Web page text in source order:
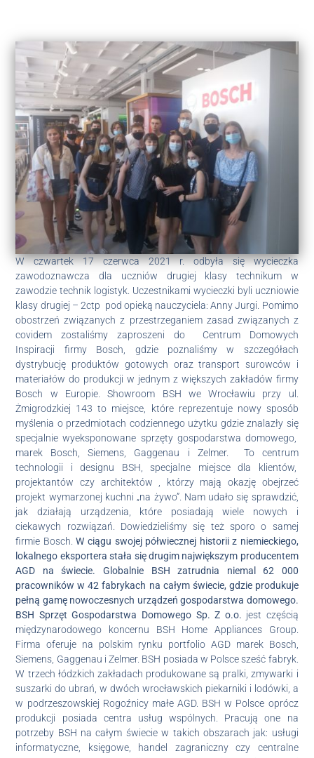
W czwartek 17 czerwca 2021 r. odbyła się wycieczka
zawodoznawcza dla uczniów drugiej klasy technikum w
zawodzie technik logistyk. Uczestnikami wycieczki byli uczniowie
klasy drugiej – 2ctp pod opieką nauczyciela: Anny Jurgi. Pomimo
obostrzeń związanych z przestrzeganiem zasad związanych z
covidem zostaliśmy zaproszeni do Centrum Domowych
Inspiracji firmy Bosch, gdzie poznaliśmy w szczegółach
dystrybucję produktów gotowych oraz transport surowców i
materiałów do produkcji w jednym z większych zakładów firmy
Bosch w Europie. Showroom BSH we Wrocławiu przy ul.
Żmigrodzkiej 143 to miejsce, które reprezentuje nowy sposób
myślenia o przedmiotach codziennego użytku gdzie znalazły się
specjalnie wyeksponowane sprzęty gospodarstwa domowego,
marek Bosch, Siemens, Gaggenau i Zelmer. To centrum
technologii i designu BSH, specjalne miejsce dla klientów,
projektantów czy architektów , którzy mają okazję obejrzeć
projekt wymarzonej kuchni „na żywo”. Nam udało się sprawdzić,
jak działają urządzenia, które posiadają wiele nowych i
ciekawych rozwiązań. Dowiedzieliśmy się też sporo o samej
firmie Bosch.W ciągu swojej półwiecznej historii z niemieckiego,
lokalnego eksportera stała się drugim największym producentem
AGD na świecie. Globalnie BSH zatrudnia niemal 62 000
pracowników w 42 fabrykach na całym świecie, gdzie produkuje
pełną gamę nowoczesnych urządzeń gospodarstwa domowego.
BSH Sprzęt Gospodarstwa Domowego Sp. Z o.o. jest częścią
międzynarodowego koncernu BSH Home Appliances Group.
Firma oferuje na polskim rynku portfolio AGD marek Bosch,
Siemens, Gaggenau i Zelmer. BSH posiada w Polsce sześć fabryk.
W trzech łódzkich zakładach produkowane są pralki, zmywarki i
suszarki do ubrań, w dwóch wrocławskich piekarniki i lodówki, a
w podrzeszowskiej Rogoźnicy małe AGD. BSH w Polsce oprócz
produkcji posiada centra usług wspólnych. Pracują one na
potrzeby BSH na całym świecie w takich obszarach jak: usługi
informatyczne, księgowe, handel zagraniczny czy centralne